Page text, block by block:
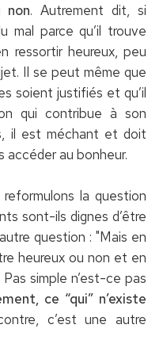
non. Autrement dit, si
mal parce qu’il trouve
ressortir heureux, peu
Il se peut même que
soient justifiés et qu’il
qui contribue à son
il est méchant et doit
au bonheur.
la question
sont-ils dignes d’être
question : "Mais en
heureux ou non et en
simple n’est-ce pas
ce “qui” n’existe
c’est une autre